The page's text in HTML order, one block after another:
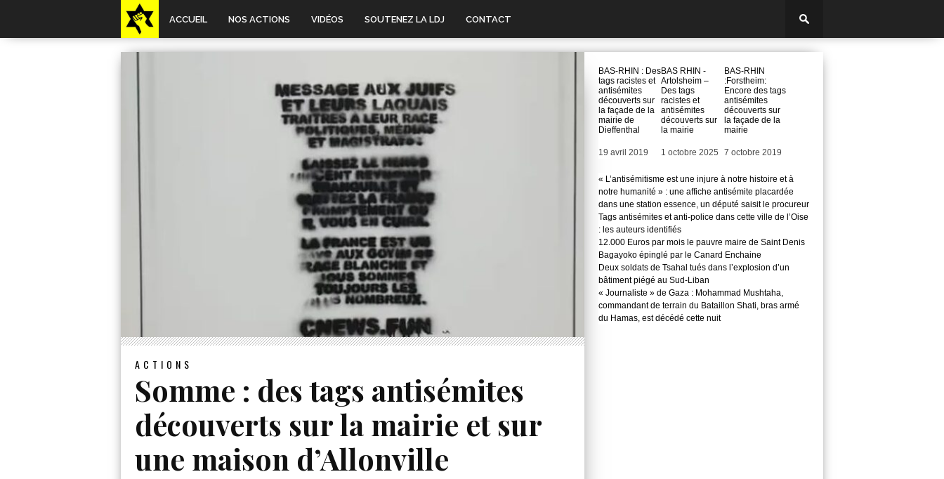
ACCUEIL NOS ACTIONS VIDÉOS SOUTENEZ LA LDJ CONTACT
ACTIONS
Somme : des tags antisémites
découverts sur la mairie et sur
une maison d’Allonville
BAS-RHIN : Des
tags racistes et
antisémites
découverts sur
la façade de la
mairie de
Dieffenthal
Date
19 avril 2019
BAS RHIN -
Artolsheim –
Des tags
racistes et
antisémites
découverts sur
la mairie
Date
1 octobre 2025
BAS-RHIN
:Forstheim:
Encore des tags
antisémites
découverts sur
la façade de la
mairie
Date
7 octobre 2019
« L’antisémitisme est une injure à notre histoire et à
notre humanité » : une affiche antisémite placardée
dans une station essence, un député saisit le procureur
Tags antisémites et anti-police dans cette ville de l’Oise
: les auteurs identifiés
12.000 Euros par mois le pauvre maire de Saint Denis
Bagayoko épinglé par le Canard Enchaine
Deux soldats de Tsahal tués dans l’explosion d’un
bâtiment piégé au Sud-Liban
« Journaliste » de Gaza : Mohammad Mushtaha,
commandant de terrain du Bataillon Shati, bras armé
du Hamas, est décédé cette nuit